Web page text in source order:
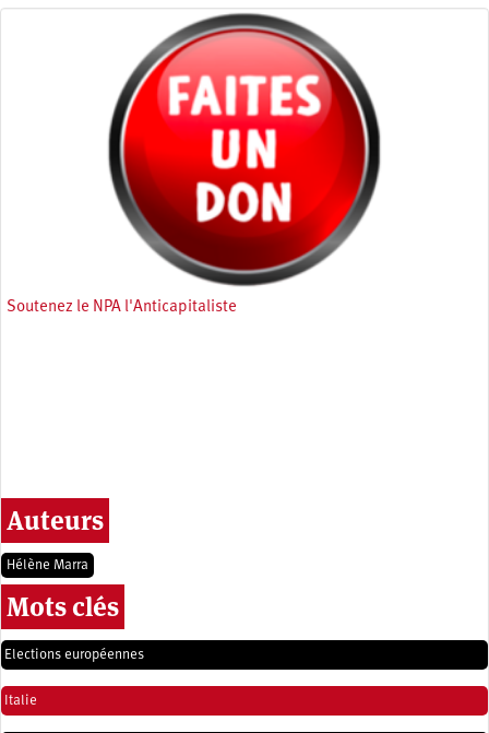
Soutenez le NPA l'Anticapitaliste
Auteurs
Hélène Marra
Mots clés
Elections européennes
Italie